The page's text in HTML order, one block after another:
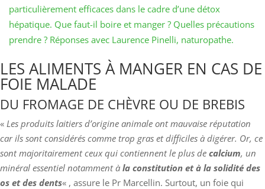
particulièrement efficaces dans le cadre d’une détox
hépatique. Que faut-il boire et manger ? Quelles précautions
prendre ? Réponses avec Laurence Pinelli, naturopathe.
LES ALIMENTS À MANGER EN CAS DE
FOIE MALADE
DU FROMAGE DE CHÈVRE OU DE BREBIS
« Les produits laitiers d’origine animale ont mauvaise réputation
car ils sont considérés comme trop gras et difficiles à digérer. Or, ce
sont majoritairement ceux qui contiennent le plus de calcium, un
minéral essentiel notamment à la constitution et à la solidité des
os et des dents« , assure le Pr Marcellin. Surtout, un foie qui